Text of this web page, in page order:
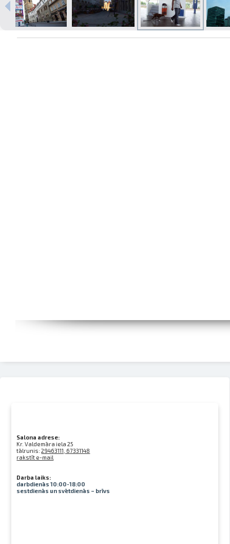
Izdrukas 1h laikā Rīgā – pasūtiet
Salona adrese:
Kr. Valdemāra iela 25
tālrunis:29463111, 67331148
rakstīt e-mail
Darba laiks:
darbdienās 10:00-18:00
sestdienās un svētdienās – brīvs